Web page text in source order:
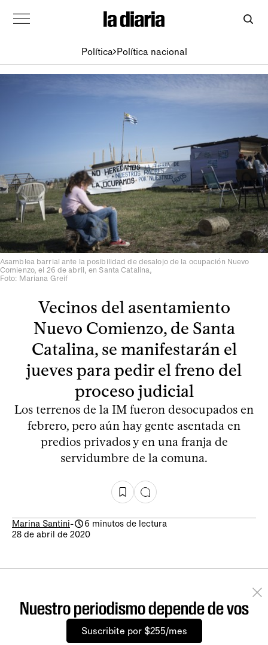
Política Política nacional
Asamblea barrial ante la posibilidad de desalojo de la ocupación Nuevo
Comienzo, el 26 de abril, en Santa Catalina,
Foto: Mariana Greif
Vecinos del asentamiento
Nuevo Comienzo, de Santa
Catalina, se manifestarán el
jueves para pedir el freno del
proceso judicial
Los terrenos de la IM fueron desocupados en
febrero, pero aún hay gente asentada en
predios privados y en una franja de
servidumbre de la comuna.
Marina Santini-
6 minutos de lectura
28 de abril de 2020
Nuestro periodismo depende de vos
Suscribite por $255/mes